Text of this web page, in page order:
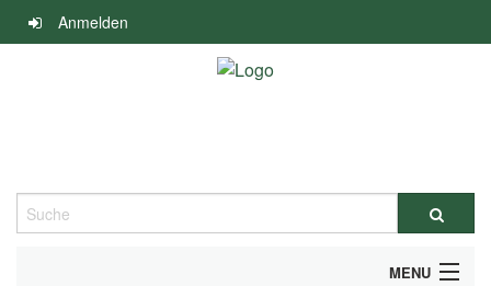
Navigation
überspringen
Anmelden
Suche
MENU